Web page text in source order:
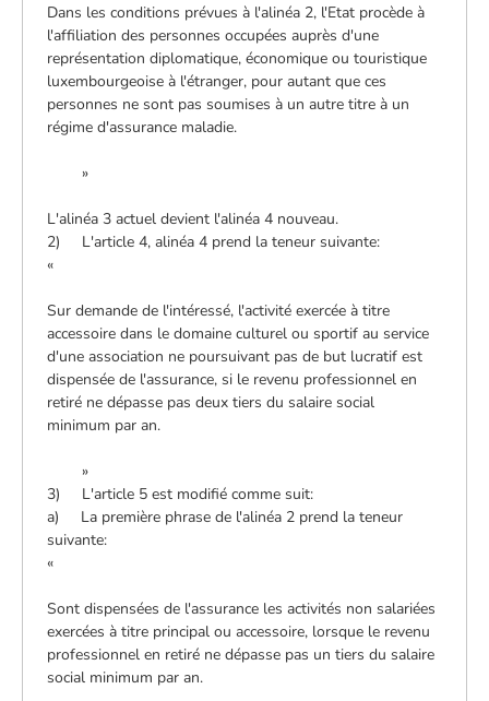
Dans les conditions prévues à l'alinéa 2, l'Etat procède à
l'affiliation des personnes occupées auprès d'une
représentation diplomatique, économique ou touristique
luxembourgeoise à l'étranger, pour autant que ces
personnes ne sont pas soumises à un autre titre à un
régime d'assurance maladie.
»
L'alinéa 3 actuel devient l'alinéa 4 nouveau.
2) L'article 4, alinéa 4 prend la teneur suivante:
«
Sur demande de l'intéressé, l'activité exercée à titre
accessoire dans le domaine culturel ou sportif au service
d'une association ne poursuivant pas de but lucratif est
dispensée de l'assurance, si le revenu professionnel en
retiré ne dépasse pas deux tiers du salaire social
minimum par an.
»
3) L'article 5 est modifié comme suit:
a) La première phrase de l'alinéa 2 prend la teneur
suivante:
«
Sont dispensées de l'assurance les activités non salariées
exercées à titre principal ou accessoire, lorsque le revenu
professionnel en retiré ne dépasse pas un tiers du salaire
social minimum par an.